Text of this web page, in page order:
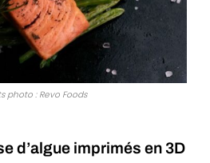
photo : Revo Foods
d’algue imprimés en 3D